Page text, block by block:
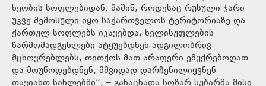
ხეობის სოფლებიდან. მაშინ, როდესაც რუსული ჯარი
უკვე შემოსული იყო საქართველოს ტერიტორიაზე და
ქართულ სოფლებს იკავებდა, ხელისუფლების
წარმომადგენლები ატყუებდნენ ადგილობრივ
მცხოვრებლებს, თითქოს მათ არაფერი ემუქრებოდათ
და მოუწოდებდნენ, მშვიდად დარჩენილიყვნენ